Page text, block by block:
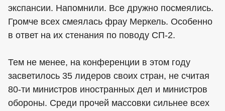
экспансии. Напомнили. Все дружно посмеялись.
Громче всех смеялась фрау Меркель. Особенно
в ответ на их стенания по поводу СП-2.
Тем не менее, на конференции в этом году
засветилось 35 лидеров своих стран, не считая
80-ти министров иностранных дел и министров
обороны. Среди прочей массовки сильнее всех